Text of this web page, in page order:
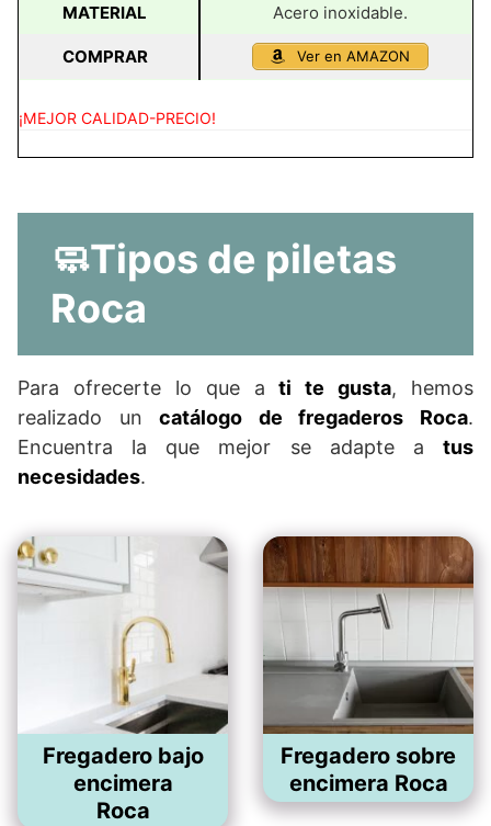
MATERIAL Acero inoxidable.
COMPRAR Ver en AMAZON
¡MEJOR CALIDAD-PRECIO!
🧼Tipos de piletas
Roca
Para ofrecerte lo que a ti te gusta, hemos
realizado uncatálogo de fregaderos Roca.
Encuentra la que mejor se adapte a tus
necesidades.
Fregadero bajo
encimera
Roca
Fregadero sobre
encimera Roca